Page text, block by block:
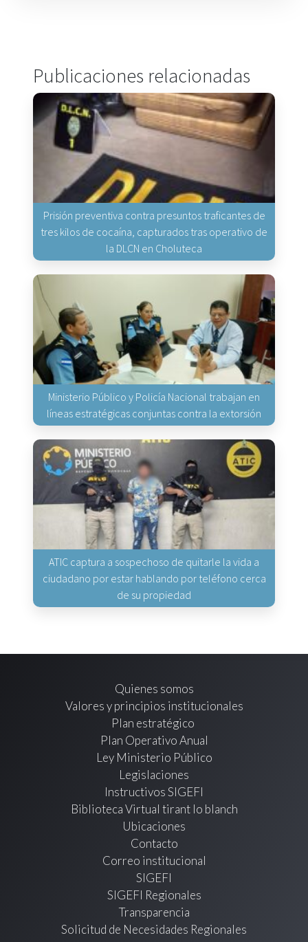
Publicaciones relacionadas
Prisión preventiva contra presuntos traficantes de
tres kilos de cocaína, capturados tras operativo de
la DLCN en Choluteca
Ministerio Público y Policía Nacional trabajan en
líneas estratégicas conjuntas contra la extorsión
ATIC captura a sospechoso de quitarle la vida a
ciudadano por estar hablando por teléfono cerca
de su propiedad
Quienes somos
Valores y principios institucionales
Plan estratégico
Plan Operativo Anual
Ley Ministerio Público
Legislaciones
Instructivos SIGEFI
Biblioteca Virtual tirant lo blanch
Ubicaciones
Contacto
Correo institucional
SIGEFI
SIGEFI Regionales
Transparencia
Solicitud de Necesidades Regionales